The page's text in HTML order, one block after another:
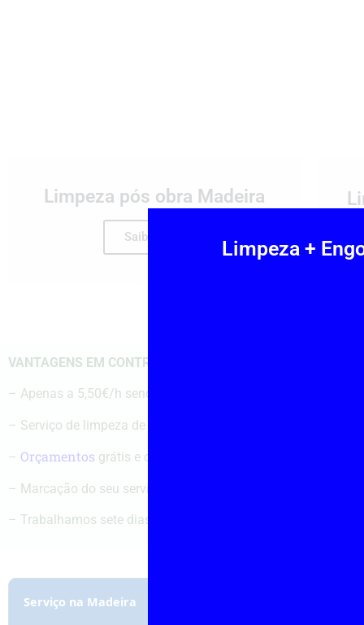
Limpeza pós obra Madeira
Saiba mais
VANTAGENS EM CONTRATAR OS NOSSOS SERVIÇOS DE
– Apenas a 5,50€/h sendo o preço mais baixo a nível nacional.
– Serviço de limpeza de altíssima qualidade.
– Orçamentos grátis e online! Em menos de 5 minutos
– Marcação do seu serviço de limpeza de um dia para outro.
– Trabalhamos sete dias por semana, 24h por dia, com
Serviço na Madeira
Limpeza +